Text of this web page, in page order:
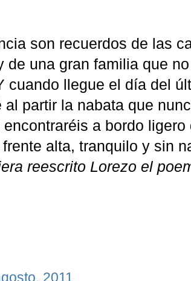
son recuerdos de las
de una gran familia que
cuando llegue el día del
al partir la nabata que
encontraréis a bordo ligero
alta, tranquilo y sin
reescrito Lorezo el
2011